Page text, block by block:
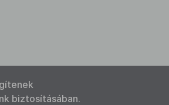
biztosításában.